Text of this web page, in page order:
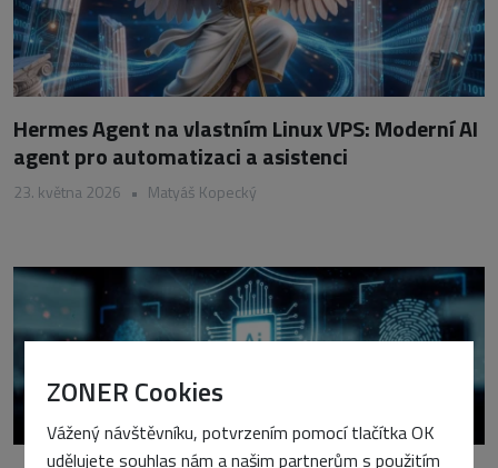
ZONER Cookies
Vážený návštěvníku, potvrzením pomocí tlačítka OK
udělujete souhlas nám a našim partnerům s použitím
Hermes Agent na vlastním Linux VPS: Moderní AI
agent pro automatizaci a asistenci
23. května 2026 • Matyáš Kopecký